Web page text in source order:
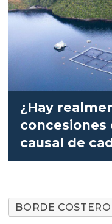
¿Hay
concesiones
causal de
BORDE COSTERO